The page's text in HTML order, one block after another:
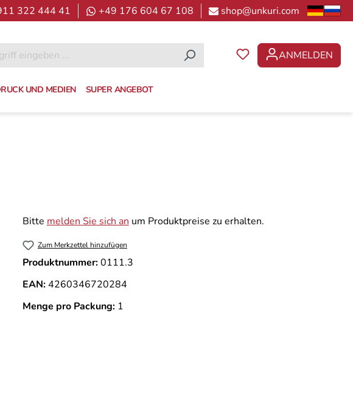
322 444 41 +49 176 604 67 108 shop@unkuri.com
DU HAST 0
ANMELDEN
UND MEDIEN SUPER ANGEBOT
Bitte melden Sie sich an um Produktpreise zu erhalten.
Zum Merkzettel hinzufügen
Produktnummer:0111.3
EAN:4260346720284
Menge pro Packung: 1